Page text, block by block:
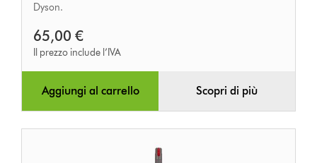
Dyson.
65,00 €
Il prezzo include l’IVA
Aggiungi al carrello Scopri di più